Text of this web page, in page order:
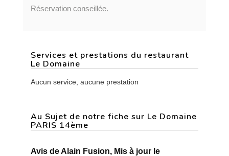
Réservation conseillée.
Services et prestations du restaurant
Le Domaine
Aucun service, aucune prestation
Au Sujet de notre fiche sur Le Domaine
PARIS 14ème
Avis de Alain Fusion, Mis à jour le